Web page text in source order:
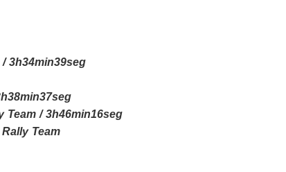
3h34min39seg
Team / 3h46min16seg
Team